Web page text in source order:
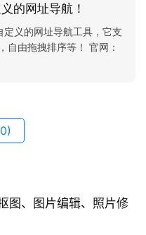
图、图片编辑、照片修